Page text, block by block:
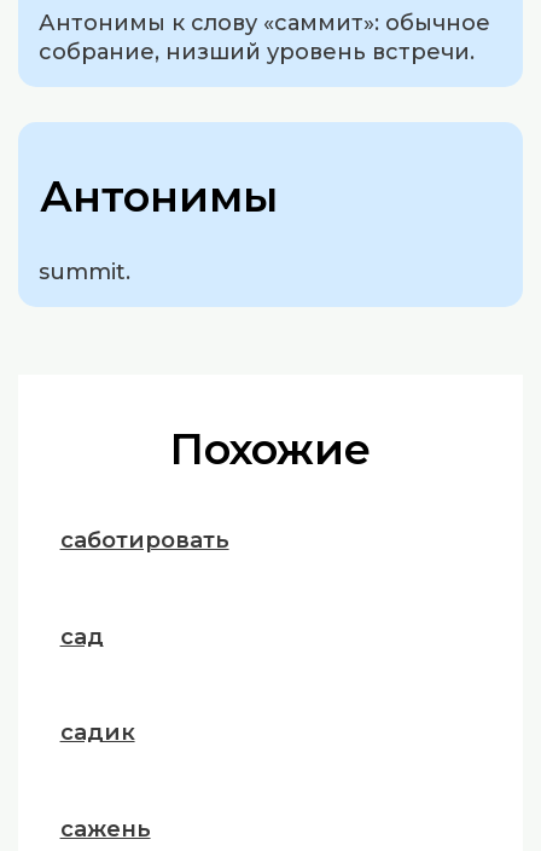
Антонимы к слову «саммит»: обычное
собрание, низший уровень встречи.
Антонимы
summit.
Похожие
саботировать
сад
садик
сажень